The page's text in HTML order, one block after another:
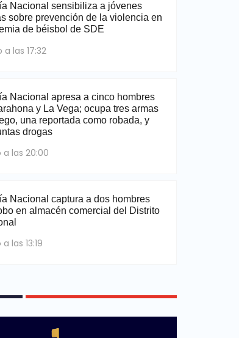
Nacional sensibiliza a jóvenes
sobre prevención de la violencia en
de béisbol de SDE
a las 17:32
Nacional apresa a cinco hombres
y La Vega; ocupa tres armas
una reportada como robada, y
drogas
a las 20:00
Nacional captura a dos hombres
en almacén comercial del Distrito
las 13:19